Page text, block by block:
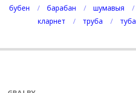
бубен
барабан шумавыя
кларнет
труба туба